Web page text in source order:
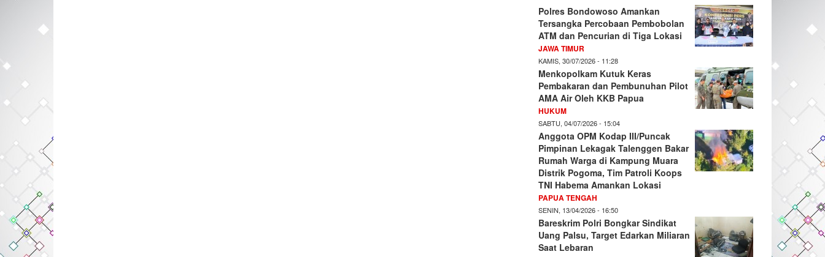
Polres Bondowoso Amankan
Tersangka Percobaan Pembobolan
ATM dan Pencurian di Tiga Lokasi
JAWA TIMUR
KAMIS, 30/07/2026 - 11:28
Menkopolkam Kutuk Keras
Pembakaran dan Pembunuhan Pilot
AMA Air Oleh KKB Papua
HUKUM
SABTU, 04/07/2026 - 15:04
Anggota OPM Kodap III/Puncak
Pimpinan Lekagak Talenggen Bakar
Rumah Warga di Kampung Muara
Distrik Pogoma, Tim Patroli Koops
TNI Habema Amankan Lokasi
PAPUA TENGAH
SENIN, 13/04/2026 - 16:50
Bareskrim Polri Bongkar Sindikat
Uang Palsu, Target Edarkan Miliaran
Saat Lebaran